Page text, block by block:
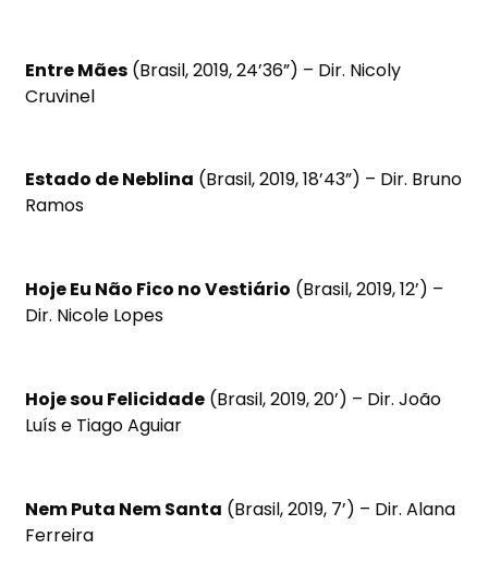
Entre Mães (Brasil, 2019, 24’36”) – Dir. Nicoly
Cruvinel
Estado de Neblina (Brasil, 2019, 18’43”) – Dir. Bruno
Ramos
Hoje Eu Não Fico no Vestiário (Brasil, 2019, 12’) –
Dir. Nicole Lopes
Hoje sou Felicidade (Brasil, 2019, 20’) – Dir. João
Luís e Tiago Aguiar
Nem Puta Nem Santa (Brasil, 2019, 7’) – Dir. Alana
Ferreira